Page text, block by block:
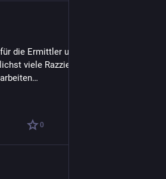
die Ermittler und die mitreisenden
viele Razzien und
0